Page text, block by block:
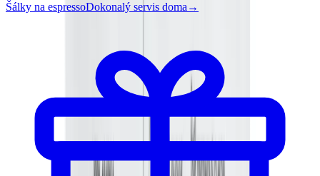
Šálky na espressoDokonalý servis doma →